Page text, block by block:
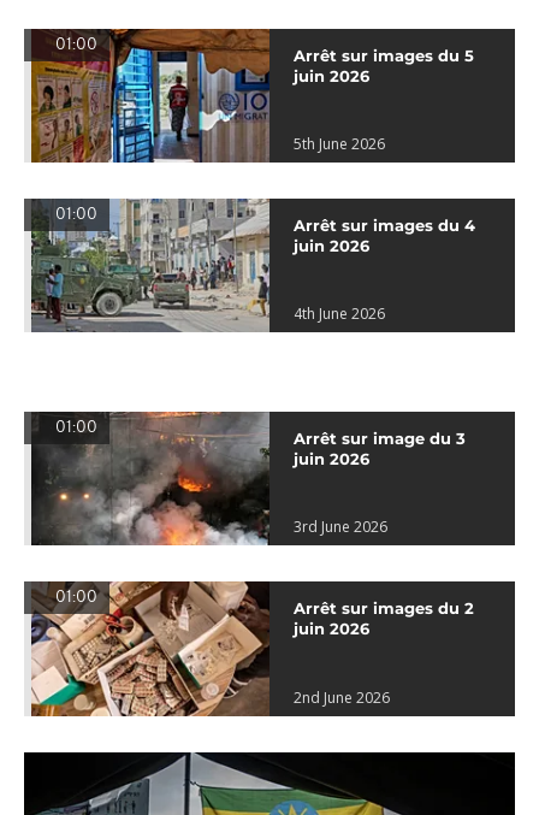
01:00
Arrêt sur images du 5
juin 2026
5th June 2026
01:00
Arrêt sur images du 4
juin 2026
4th June 2026
01:00
Arrêt sur image du 3
juin 2026
3rd June 2026
01:00
Arrêt sur images du 2
juin 2026
2nd June 2026